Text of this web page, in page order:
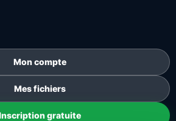
Mon compte
Mes fichiers
gratuite